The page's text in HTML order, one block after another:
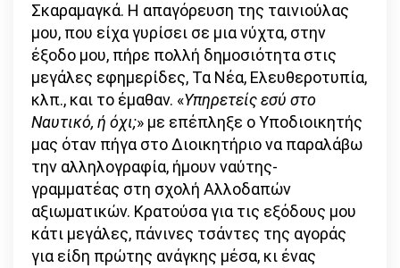
Σκαραμαγκά. Η απαγόρευση της ταινιούλας
μου, που είχα γυρίσει σε μια νύχτα, στην
έξοδο μου, πήρε πολλή δημοσιότητα στις
μεγάλες εφημερίδες, Τα Νέα, Ελευθεροτυπία,
κλπ., και το έμαθαν. «Υπηρετείς εσύ στο
Ναυτικό, ή όχι;» με επέπληξε ο Υποδιοικητής
μας όταν πήγα στο Διοικητήριο να παραλάβω
την αλληλογραφία, ήμουν ναύτης-
γραμματέας στη σχολή Αλλοδαπών
αξιωματικών. Κρατούσα για τις εξόδους μου
κάτι μεγάλες, πάνινες τσάντες της αγοράς
για είδη πρώτης ανάγκης μέσα, κι ένας